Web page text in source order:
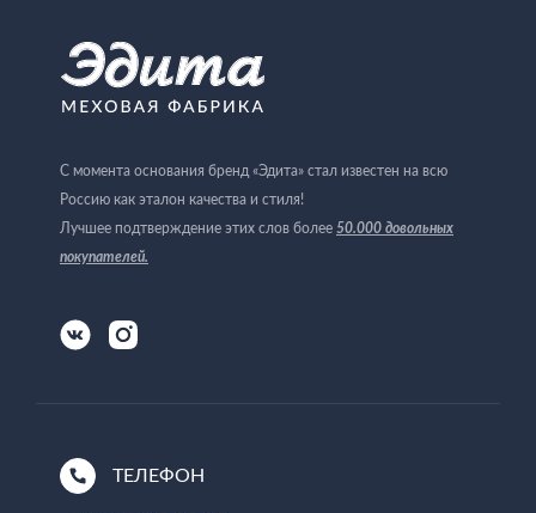
С момента основания бренд «Эдита» стал известен на всю
Россию как эталон качества и стиля!
Лучшее подтверждение этих слов более 50.000 довольных
покупателей.
ТЕЛЕФОН